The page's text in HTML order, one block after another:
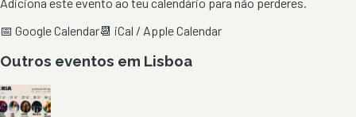
📅 Google Calendar📆 iCal / Apple Calendar
Outros eventos em Lisboa